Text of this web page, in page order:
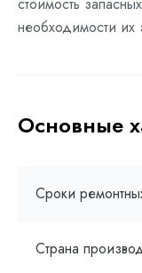
необходимости их
Основные
Сроки
Страна